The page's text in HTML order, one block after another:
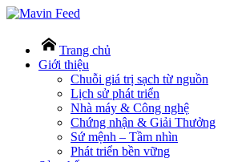
Trang chủ
Giới thiệu
Chuỗi giá trị sạch từ nguồn
Lịch sử phát triển
Nhà máy & Công nghệ
Chứng nhận & Giải Thưởng
Sứ mệnh – Tầm nhìn
Phát triển bền vững